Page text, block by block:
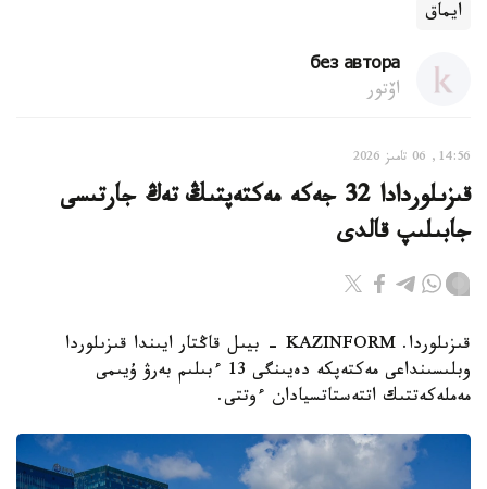
ايماق
без автора
اۆتور
14:56, 06 تامىز 2026
قىزىلوردادا 32 جەكە مەكتەپتىڭ تەڭ جارتىسى
جابىلىپ قالدى
قىزىلوردا. KAZINFORM - بيىل قاڭتار ايىندا قىزىلوردا
وبلىسىنداعى مەكتەپكە دەيىنگى 13 ءبىلىم بەرۋ ۇيىمى
مەملەكەتتىك اتتەستاتسيادان ءوتتى.